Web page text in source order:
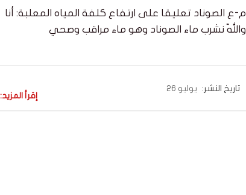
م-ع الصوناد تعليقا على ارتفاع كلفة المياه المعلبة: أنا
واللّه نشرب ماء الصوناد وهو ماء مراقب وصحي
تاريخ النشر:
يوليو 26
إقرأ المزيد: